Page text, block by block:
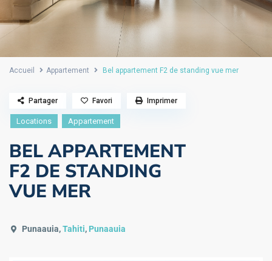
Accueil Appartement Bel appartement F2 de standing vue mer
Locations Appartement
BEL APPARTEMENT
F2 DE STANDING
VUE MER
Punaauia,Tahiti, Punaauia
Partager Favori Imprimer